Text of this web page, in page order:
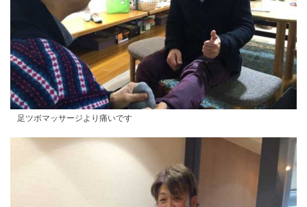
足ツボマッサージより痛いです